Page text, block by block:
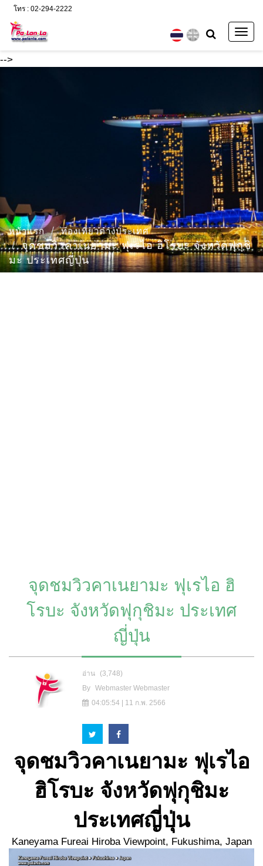
-->
โทร : 02-294-2222
หน้าแรก ท่องเที่ยวต่างประเทศ
จุดชมวิวคาเนยามะ ฟุเรไอ ฮิโรบะ จังหวัดฟุกุชิ
มะ ประเทศญี่ปุ่น
จุดชมวิวคาเนยามะ ฟุเรไอ ฮิ
โรบะ จังหวัดฟุกุชิมะ ประเทศ
ญี่ปุ่น
อ่าน
(3,748)
By
Webmaster Webmaster
04:05:54 | 11 ก.พ. 2566
จุดชมวิวคาเนยามะ ฟุเรไอ
ฮิโรบะ จังหวัดฟุกุชิมะ
ประเทศญี่ปุ่น
Kaneyama Fureai Hiroba Viewpoint, Fukushima, Japan